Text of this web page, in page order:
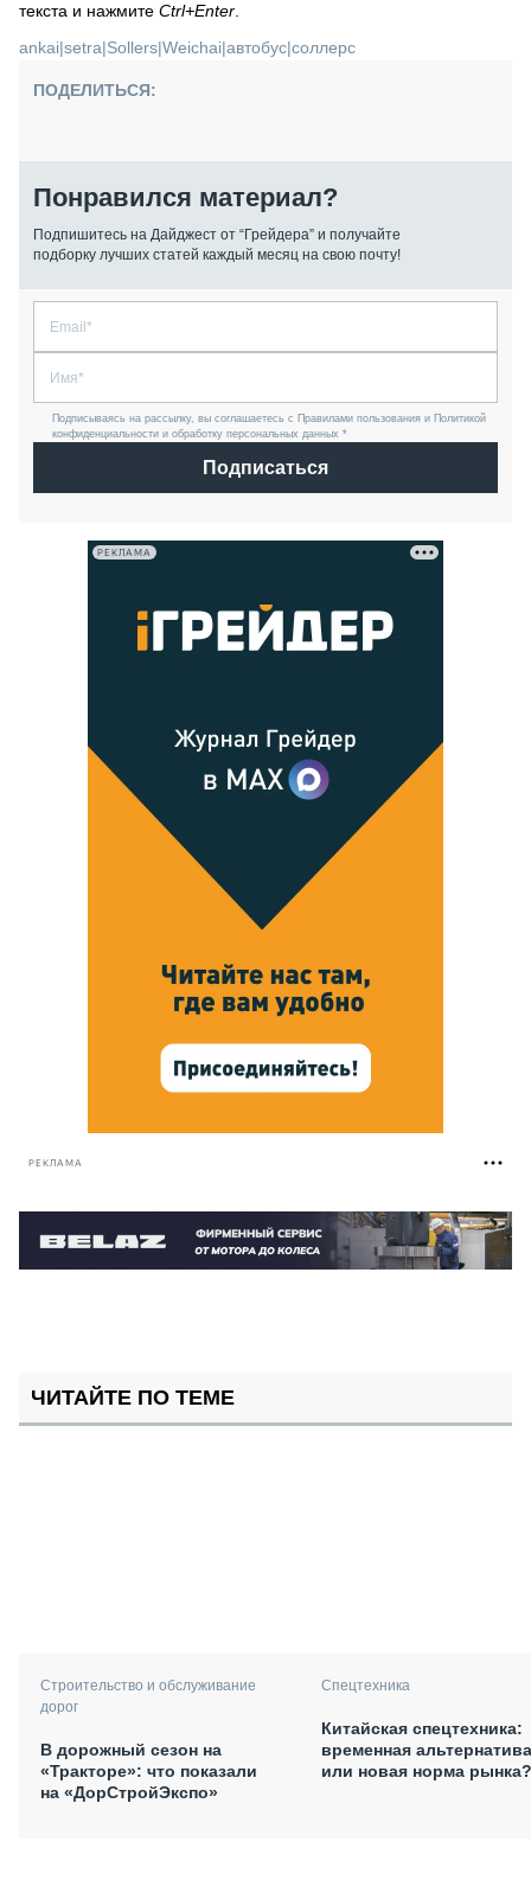
текста и нажмите Ctrl+Enter
ankai|setra|Sollers|Weichai|автобус|соллерс
ПОДЕЛИТЬСЯ:
Понравился материал?
Подпишитесь на Дайджест от “Грейдера” и получайте
подборку лучших статей каждый месяц на свою почту!
Подписываясь на рассылку, вы соглашаетесь с Правилами пользования и Политикой
конфиденциальности и обработку персональных данных *
Подписаться
РЕКЛАМА
РЕКЛАМА
ЧИТАЙТЕ ПО ТЕМЕ
Строительство и обслуживание
дорог
В дорожный сезон на
«Тракторе»: что показали
на «ДорСтройЭкспо»
Спецтехника
Китайская спецтехника:
временная альтернатива
или новая норма рынка?